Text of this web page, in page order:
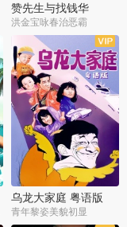
赞先生与找钱华
洪金宝咏春治恶霸
乌龙大家庭 粤语版
青年黎姿美貌初显